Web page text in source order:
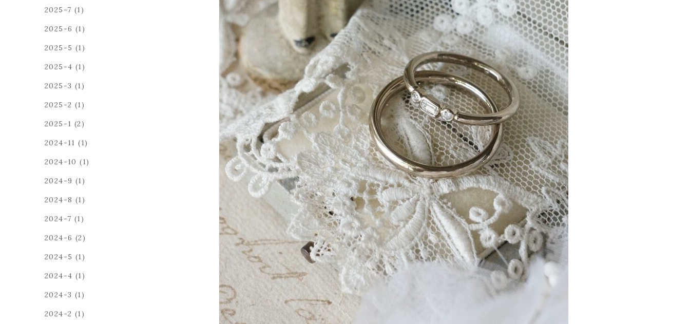
2025-7 (1)
2025-6 (1)
2025-5 (1)
2025-4 (1)
2025-3 (1)
2025-2 (1)
2025-1 (2)
2024-11 (1)
2024-10 (1)
2024-9 (1)
2024-8 (1)
2024-7 (1)
2024-6 (2)
2024-5 (1)
2024-4 (1)
2024-3 (1)
2024-2 (1)